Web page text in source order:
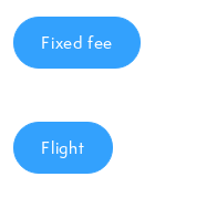
Fixed fee
Flight